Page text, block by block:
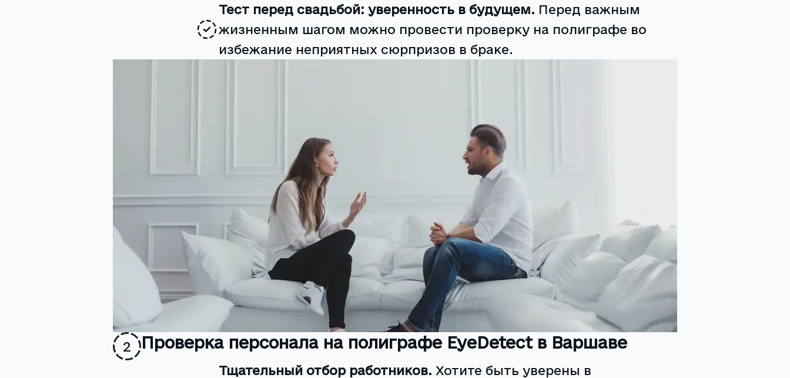
Тест перед свадьбой: уверенность в будущем. Перед важным
жизненным шагом можно провести проверку на полиграфе во
избежание неприятных сюрпризов в браке.
2 Проверка персонала на полиграфе EyeDetect в Варшаве
Тщательный отбор работников. Хотите быть уверены в